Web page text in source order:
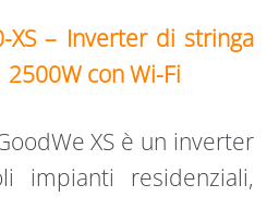
XS – Inverter di stringa
2500W con Wi-Fi
XS è un inverter
impianti residenziali,